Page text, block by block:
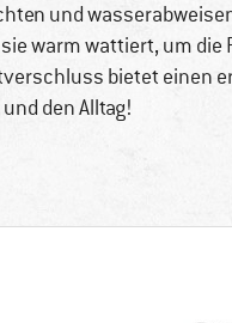
und
warm wattiert, um
bietet einen
den Alltag!